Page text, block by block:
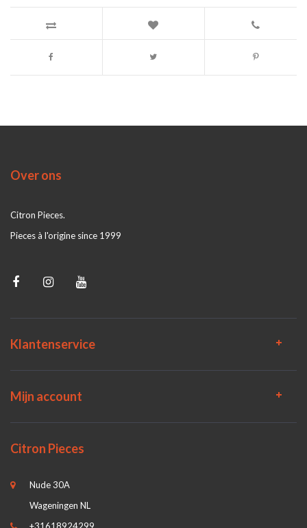
Over ons
Citron Pieces.
Pieces à l'origine since 1999
Klantenservice
Mijn account
Citron Pieces
Nude 30A
Wageningen NL